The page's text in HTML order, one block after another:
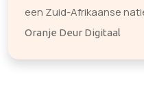
een Zuid-Afrikaanse
Oranje Deur Digitaal